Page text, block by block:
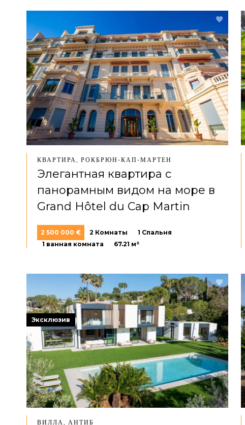
КВАРТИРА, РОКБРЮН-КАП-МАРТЕН
Элегантная квартира с
панорамным видом на море в
Grand Hôtel du Cap Martin
2 500 000 € 2 Комнаты
1 Спальня
1 ванная комната
67.21 м²
ВИЛЛА, АНТИБ
Эксклюзив